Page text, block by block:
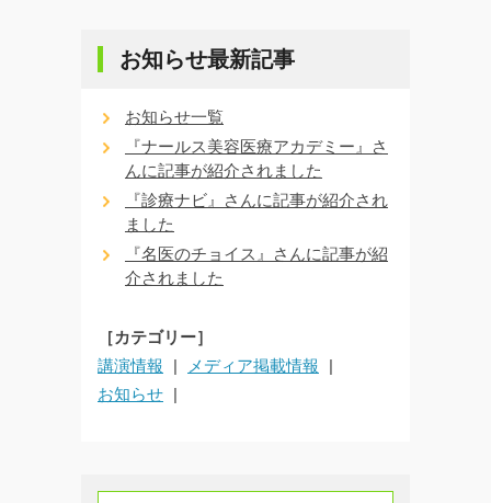
お知らせ最新記事
お知らせ一覧
『ナールス美容医療アカデミー』さ
んに記事が紹介されました
『診療ナビ』さんに記事が紹介され
ました
『名医のチョイス』さんに記事が紹
介されました
［カテゴリー］
講演情報
メディア掲載情報
お知らせ